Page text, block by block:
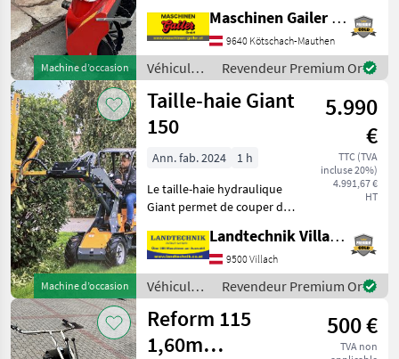
Machine d’occasion
et présente une largeur de
travail d'environ 90 cm ainsi
qu'une hauteur de
déblaiement d'enviro
Maschinen Gailer GmbH
9640 Kötschach-Mauthen
Véhicules
agricoles
à moteur /
Cerruti
Revendeur Premium Or
Machine d’occasion
Taille-haie Giant
150
5.990
€
TTC (TVA
incluse 20%)
4.991,67 €
HT
Ann. fab. 2024
1 h
Le taille-haie hydraulique
Giant permet de couper des
jusqu'à 5 cm ; largeur de
travail : 150 cm ; nécessite 1
distributeur DW ; attelage
d'ori
Landtechnik Villach GmbH
9500 Villach
Véhicules
agricoles
à moteur /
Giant
Revendeur Premium Or
Reform 115
1,60m
500 €
TVA non